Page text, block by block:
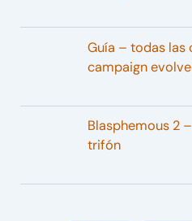
Guía – todas las
campaign
Blasphemous 2
trifón